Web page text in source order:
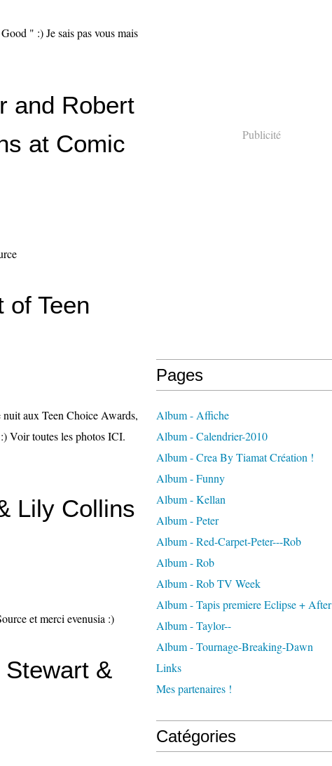
" :) Je sais pas vous mais
and Robert
at Comic
of Teen
aux Teen Choice Awards,
Voir toutes les photos ICI.
Lily Collins
et merci evenusia :)
&
Publicité
Pages
Album - Affiche
Album - Calendrier-2010
Album - Crea By Tiamat Création !
Album - Funny
Album - Kellan
Album - Peter
Album - Red-Carpet-Peter---Rob
Album - Rob
Album - Rob TV Week
Album - Tapis premiere Eclipse + After
Album - Taylor--
Album - Tournage-Breaking-Dawn
Links
Mes partenaires !
Catégories